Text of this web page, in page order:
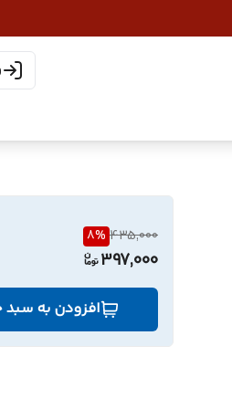
435,000
8%
397,000
افزودن به سبد